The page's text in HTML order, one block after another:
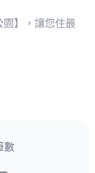
】，讓您住最
紗窗貼心建材加
有清新好空氣。
水高中、中山路
多菁英家庭移
數